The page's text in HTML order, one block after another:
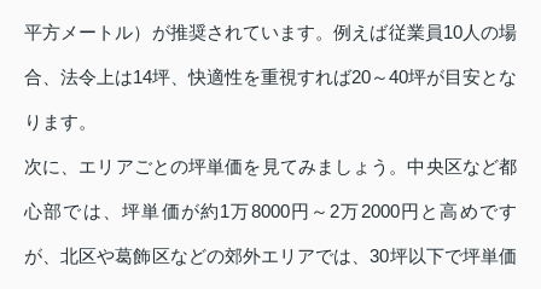
平方メートル）が推奨されています。例えば従業員10人の場
合、法令上は14坪、快適性を重視すれば20～40坪が目安とな
ります。
次に、エリアごとの坪単価を見てみましょう。中央区など都
心部では、坪単価が約1万8000円～2万2000円と高めです
が、北区や葛飾区などの郊外エリアでは、30坪以下で坪単価